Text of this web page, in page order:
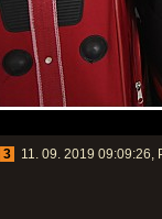
3 11. 09. 2019